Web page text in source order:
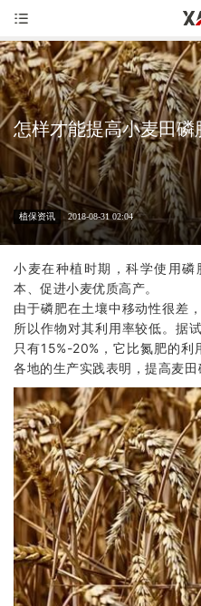
怎样才能提高小麦田磷
植保资讯 2018-08-31 02:04
小麦在种植时期，科学使用
本、促进小麦优质高产。
由于磷肥在土壤中移动性很差
所以作物对其利用率较低。据
只有15%-20%，它比氮肥的
各地的生产实践表明，提高麦田